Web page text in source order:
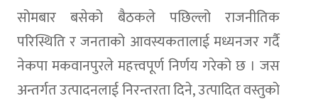
सोमबार बसेको बैठकले पछिल्लो राजनीतिक
परिस्थिति र जनताको आवस्यकतालाई मध्यनजर गर्दै
नेकपा मकवानपुरले महत्त्वपूर्ण निर्णय गरेको छ । जस
अन्तर्गत उत्पादनलाई निरन्तरता दिने, उत्पादित वस्तुको